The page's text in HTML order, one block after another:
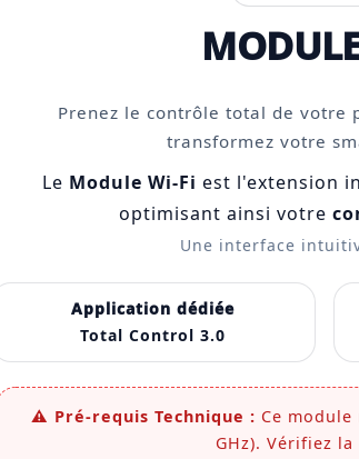
Prenez le contrôle total de votre
transformez votre
Le Module Wi-Fi est l'extension
optimisant ainsi votre
Une interface
Application dédiée
Total Control 3.0
⚠️ Pré-requis Technique : Ce
GHz). Vérifiez